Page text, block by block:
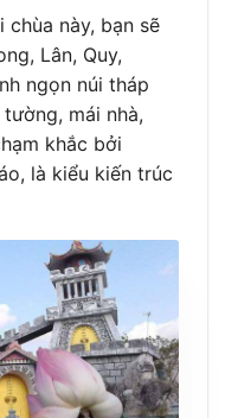
này, bạn sẽ
Lân, Quy,
ngọn núi tháp
mái nhà,
khắc bởi
là kiểu kiến trúc